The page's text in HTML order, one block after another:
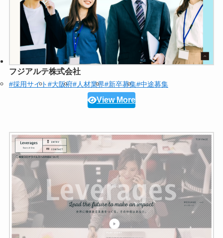
フジアルテ株式会社
#採用サイト#大阪府#人材業界#新卒募集#中途募集
View More